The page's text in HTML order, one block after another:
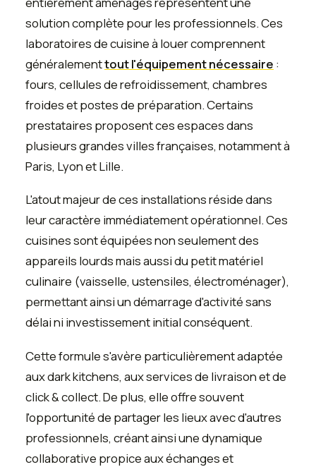
solution complète pour les professionnels. Ces
laboratoires de cuisine à louer comprennent
généralementtout l'équipement nécessaire :
fours, cellules de refroidissement, chambres
froides et postes de préparation. Certains
prestataires proposent ces espaces dans
plusieurs grandes villes françaises, notamment à
Paris, Lyon et Lille.
L'atout majeur de ces installations réside dans
leur caractère immédiatement opérationnel. Ces
cuisines sont équipées non seulement des
appareils lourds mais aussi du petit matériel
culinaire (vaisselle, ustensiles, électroménager),
permettant ainsi un démarrage d'activité sans
délai ni investissement initial conséquent.
Cette formule s'avère particulièrement adaptée
aux dark kitchens, aux services de livraison et de
click & collect. De plus, elle offre souvent
l'opportunité de partager les lieux avec d'autres
professionnels, créant ainsi une dynamique
collaborative propice aux échanges et